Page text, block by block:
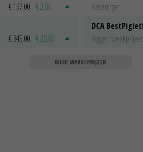
€ 197,00 € 2,00
€ 345,00 € 20,00
Noteringen
DCA
Biggen weekprijzen
MEER MARKTPRIJZEN